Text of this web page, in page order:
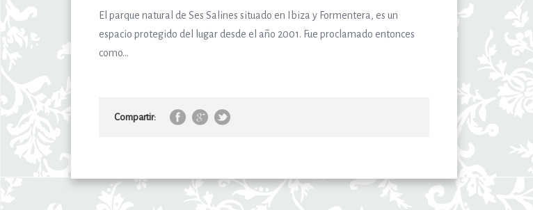
El parque natural de Ses Salines situado en Ibiza y Formentera, es un
espacio protegido del lugar desde el año 2001. Fue proclamado entonces
como...
Compartir: